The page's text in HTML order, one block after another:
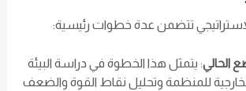
تتضمن عدة خطوات رئيسية:
الحالي: يتمثل هذا الخطوة في دراسة البيئة
للمنظمة وتحليل نقاط القوة والضعف